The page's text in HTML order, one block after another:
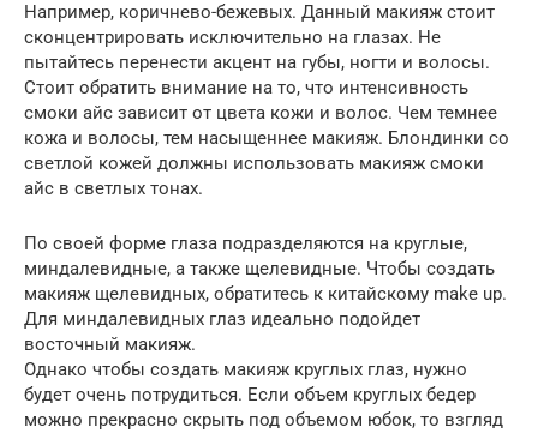
Например, коричнево-бежевых. Данный макияж стоит
сконцентрировать исключительно на глазах. Не
пытайтесь перенести акцент на губы, ногти и волосы.
Стоит обратить внимание на то, что интенсивность
смоки айс зависит от цвета кожи и волос. Чем темнее
кожа и волосы, тем насыщеннее макияж. Блондинки со
светлой кожей должны использовать макияж смоки
айс в светлых тонах.
По своей форме глаза подразделяются на круглые,
миндалевидные, а также щелевидные. Чтобы создать
макияж щелевидных, обратитесь к китайскому make up.
Для миндалевидных глаз идеально подойдет
восточный макияж.
Однако чтобы создать макияж круглых глаз, нужно
будет очень потрудиться. Если объем круглых бедер
можно прекрасно скрыть под объемом юбок, то взгляд